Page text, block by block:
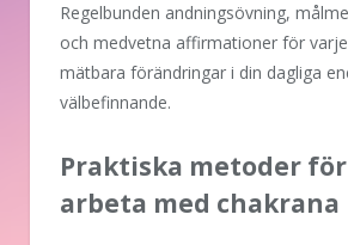
Regelbunden andningsövning,
och medvetna affirmationer för
mätbara förändringar i din dagliga
välbefinnande.
Praktiska metoder
arbeta med chakrana